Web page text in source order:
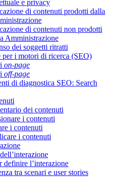
e privacy
di contenuti prodotti dalla
di contenuti non prodotti
Amministrazione
dei soggetti ritratti
i motori di ricerca (SEO)
on-page
off-page
di diagnostica SEO: Search
dei contenuti
i contenuti
i contenuti
i contenuti
definire l’interazione
tra scenari e user stories